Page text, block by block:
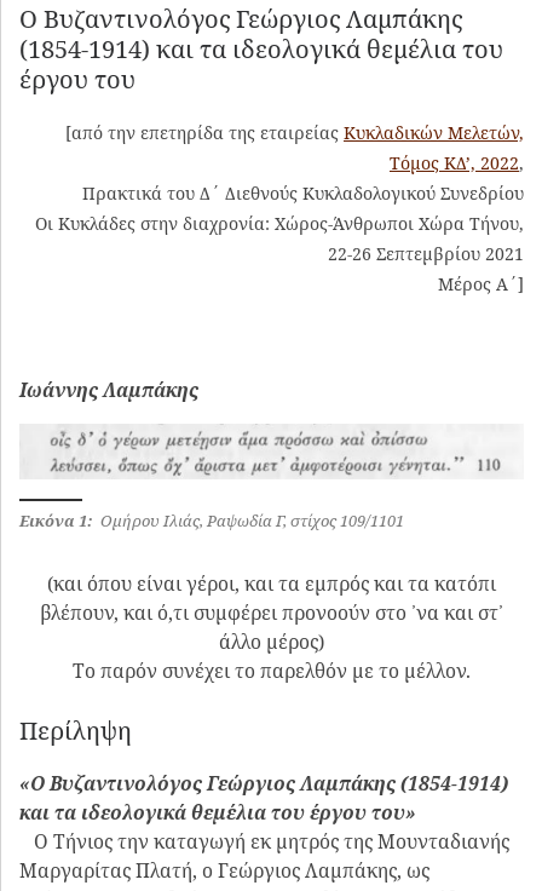
Ο Βυζαντινολόγος Γεώργιος Λαμπάκης
(1854-1914) και τα ιδεολογικά θεμέλια του
έργου του
[από την επετηρίδα της εταιρείας Κυκλαδικών Μελετών,
Τόμος ΚΔ’, 2022,
Πρακτικά του Δ΄ Διεθνούς Κυκλαδολογικού Συνεδρίου
Οι Κυκλάδες στην διαχρονία: Χώρος-Άνθρωποι Χώρα Τήνου,
22-26 Σεπτεμβρίου 2021
Μέρος Α΄]
Ιωάννης Λαμπάκης
Εικόνα 1: Ομήρου Ιλιάς, Ραψωδία Γ, στίχος 109/1101
(και όπου είναι γέροι, και τα εμπρός και τα κατόπι
βλέπουν, και ό,τι συμφέρει προνοούν στο ᾽να και στ᾽
άλλο μέρος)
Το παρόν συνέχει το παρελθόν με το μέλλον.
Περίληψη
«Ο Βυζαντινολόγος Γεώργιος Λαμπάκης (1854-1914)
και τα ιδεολογικά θεμέλια του έργου του»
Ο Τήνιος την καταγωγή εκ μητρός της Μουνταδιανής
Μαργαρίτας Πλατή, ο Γεώργιος Λαμπάκης, ως